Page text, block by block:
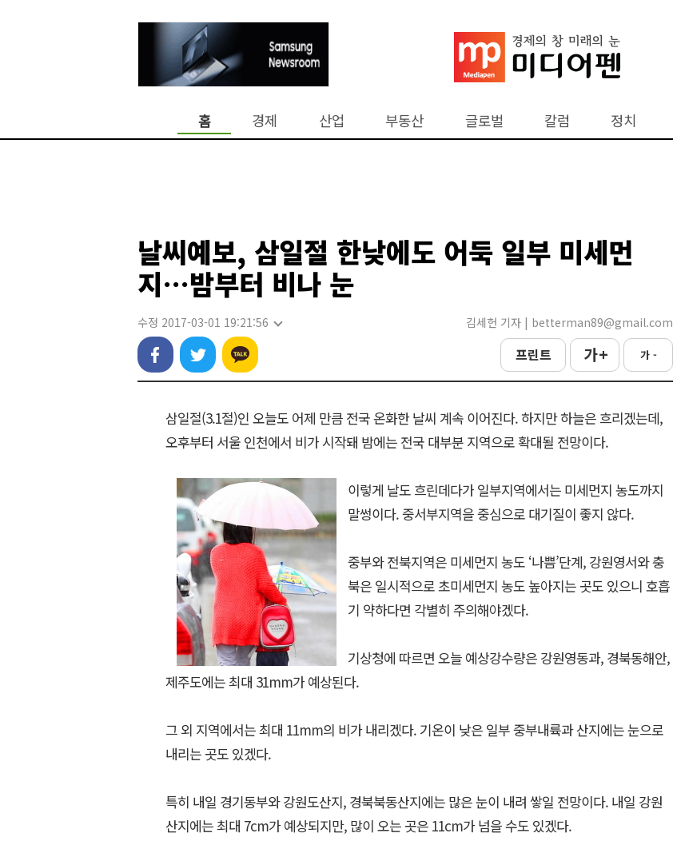
홈 경제 산업 부동산 글로벌 칼럼 정치
날씨예보, 삼일절 한낮에도 어둑 일부 미세먼
지…밤부터 비나 눈
수정 2017-03-01 19:21:56 김세헌 기자 | betterman89@gmail.com
프린트 가 + 가 -
삼일절(3.1절)인 오늘도 어제 만큼 전국 온화한 날씨 계속 이어진다. 하지만 하늘은 흐리겠는데,
오후부터 서울 인천에서 비가 시작돼 밤에는 전국 대부분 지역으로 확대될 전망이다.
이렇게 날도 흐린데다가 일부지역에서는 미세먼지 농도까지
말썽이다. 중서부지역을 중심으로 대기질이 좋지 않다.
중부와 전북지역은 미세먼지 농도 ‘나쁨’단계, 강원영서와 충
북은 일시적으로 초미세먼지 농도 높아지는 곳도 있으니 호흡
기 약하다면 각별히 주의해야겠다.
기상청에 따르면 오늘 예상강수량은 강원영동과, 경북동해안,
제주도에는 최대 31mm가 예상된다.
그 외 지역에서는 최대 11mm의 비가 내리겠다. 기온이 낮은 일부 중부내륙과 산지에는 눈으로
내리는 곳도 있겠다.
특히 내일 경기동부와 강원도산지, 경북북동산지에는 많은 눈이 내려 쌓일 전망이다. 내일 강원
산지에는 최대 7cm가 예상되지만, 많이 오는 곳은 11cm가 넘을 수도 있겠다.